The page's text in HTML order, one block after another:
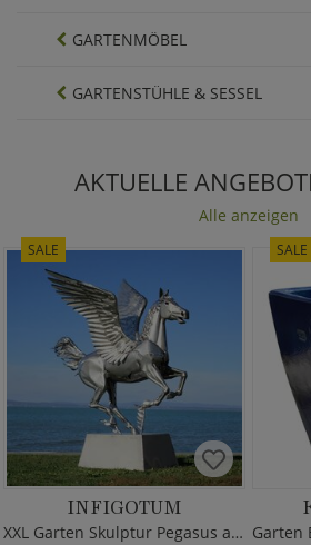
GARTENMÖBEL
GARTENSTÜHLE & SESSEL
AKTUELLE
Alle anzeigen
SALE
INFIGOTUM
XXL Garten Skulptur Pegasus aus Metall
SALE